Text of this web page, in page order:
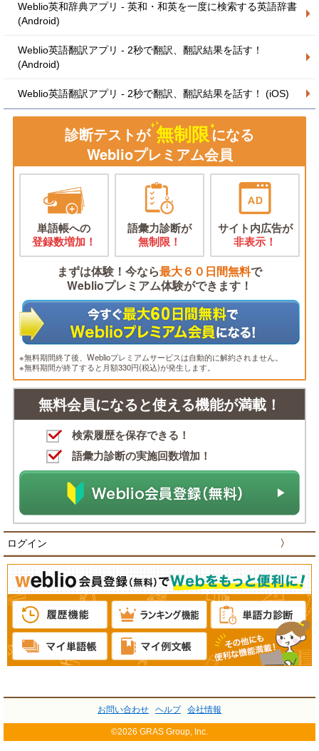
Weblio英和辞典アプリ - 英和・和英を一度に検索する英語辞書
(Android)
Weblio英語翻訳アプリ - 2秒で翻訳、翻訳結果を話す！
(Android)
Weblio英語翻訳アプリ - 2秒で翻訳、翻訳結果を話す！ (iOS)
診断テストが 無制限になる
Weblioプレミアム会員
単語帳への
登録数増加！
語彙力診断が
無制限！
サイト内広告が
非表示！
まずは体験！今なら最大６０日間無料で
Weblioプレミアム体験ができます！
※無料期間終了後、Weblioプレミアムサービスは自動的に解約されません。
※無料期間が終了すると月額330円(税込)が発生します。
無料会員になると使える機能が満載！
検索履歴を保存できる！
語彙力診断の実施回数増加！
ログイン 〉
お問い合わせ ヘルプ 会社情報
©2026 GRAS Group, Inc.